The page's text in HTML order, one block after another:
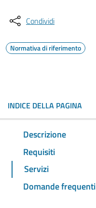
Condividi
Normativa di riferimento
INDICE DELLA PAGINA
Descrizione
Requisiti
Servizi
Domande frequenti